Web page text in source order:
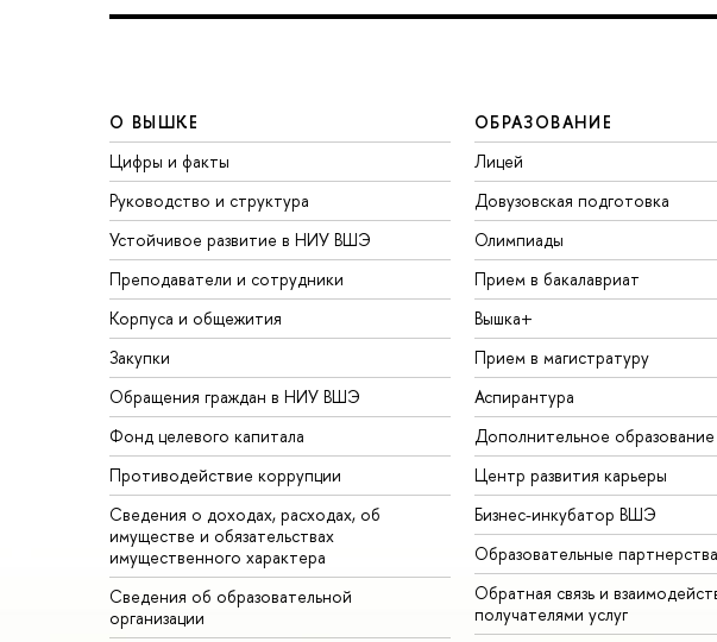
О ВЫШКЕ
Цифры и факты
Руководство и структура
Устойчивое развитие в НИУ ВШЭ
Преподаватели и сотрудники
Корпуса и общежития
Закупки
Обращения граждан в НИУ ВШЭ
Фонд целевого капитала
Противодействие коррупции
Сведения о доходах, расходах, об
имуществе и обязательствах
имущественного характера
Сведения об образовательной
организации
ОБРАЗОВАНИЕ
Лицей
Довузовская подготовка
Олимпиады
Прием в бакалавриат
Вышка+
Прием в магистратуру
Аспирантура
Дополнительное образование
Центр развития карьеры
Бизнес-инкубатор ВШЭ
Образовательные партнерства
Обратная связь и
получателями услуг